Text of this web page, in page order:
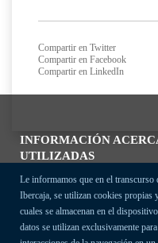
INFORMACIÓN
UTILIZADAS
Le informamos que en el
Ibercaja, se utilizan cookies propias
cuales se almacenan en el
datos se utilizan exclusivamente
Compartir en Twitter
Compartir en Facebook
Compartir en LinkedIn